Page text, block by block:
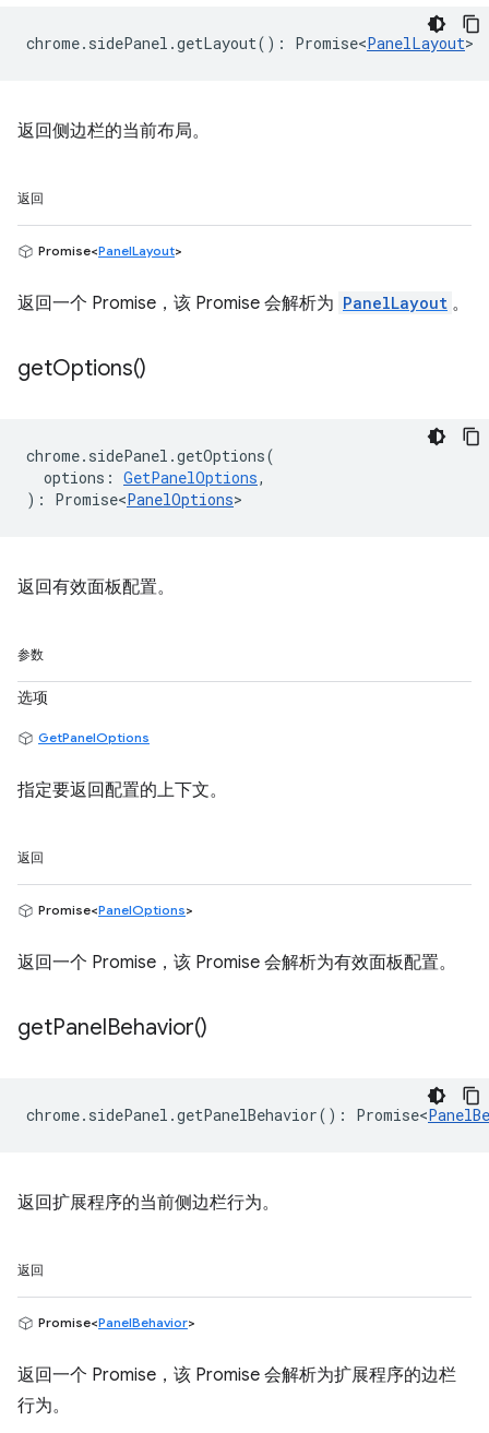
chrome. sidePanel .getLayout() : Promise<PanelLayout>
返回侧边栏的当前布局。
返回
Promise<PanelLayout>
返回一个 Promise，该 Promise 会解析为 PanelLayout 。
getOptions()
chrome. sidePanel .getOptions(
options : GetPanelOptions,
) : Promise<PanelOptions>
返回有效面板配置。
参数
选项
GetPanelOptions
指定要返回配置的上下文。
返回
Promise<PanelOptions>
返回一个 Promise，该 Promise 会解析为有效面板配置。
getPanelBehavior()
chrome. sidePanel .getPanelBehavior() : Promise<
返回扩展程序的当前侧边栏行为。
返回
Promise<PanelBehavior>
返回一个 Promise，该 Promise 会解析为扩展程序的边栏
行为。